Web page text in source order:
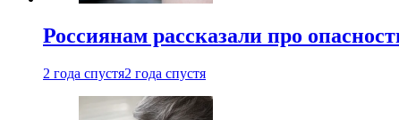
Россиянам рассказали про
2 года спустя2 года спустя